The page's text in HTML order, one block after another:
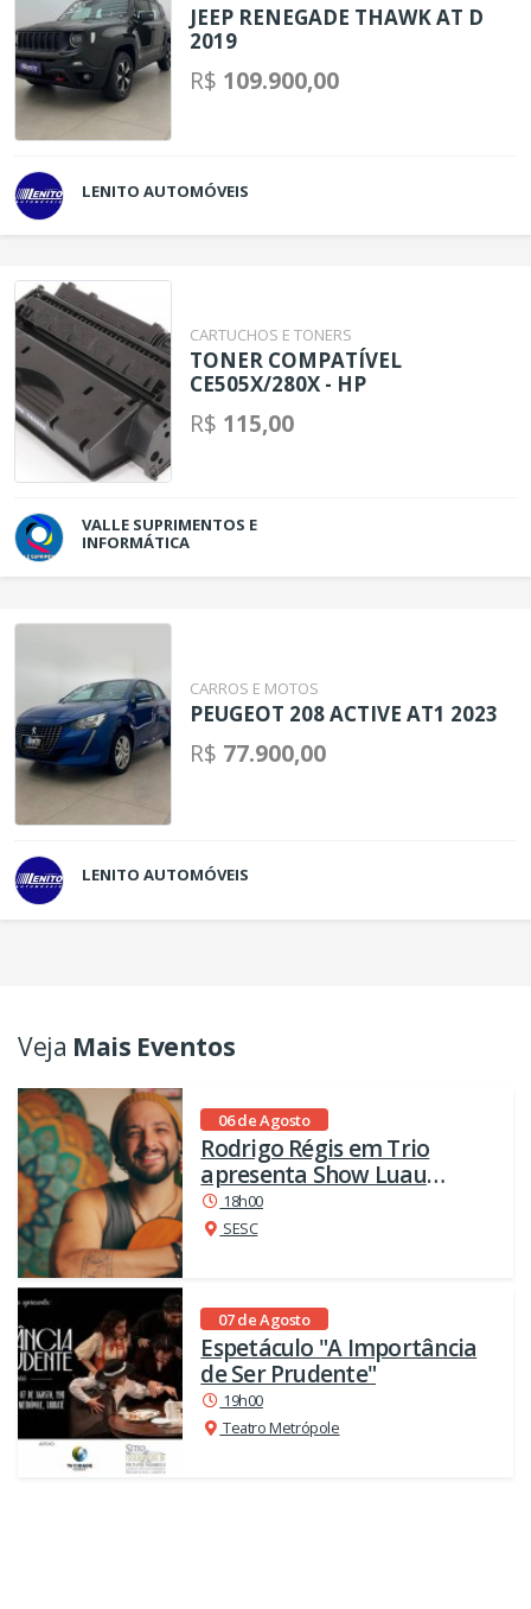
JEEP RENEGADE THAWK AT D
2019
R$ 109.900,00
LENITO AUTOMÓVEIS
CARTUCHOS E TONERS
TONER COMPATÍVEL
CE505X/280X - HP
R$ 115,00
VALLE SUPRIMENTOS E
INFORMÁTICA
CARROS E MOTOS
PEUGEOT 208 ACTIVE AT1 2023
R$ 77.900,00
LENITO AUTOMÓVEIS
Veja Mais Eventos
06 de Agosto
18h00
SESC
Rodrigo Régis em Trio
apresenta Show Luau
Brasilidades em Taubaté
07 de Agosto
19h00
Teatro Metrópole
Espetáculo "A Importância
de Ser Prudente"